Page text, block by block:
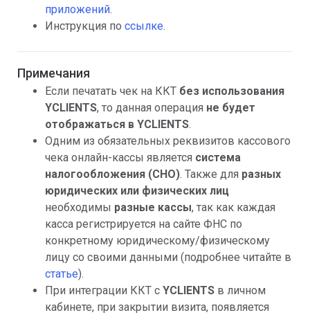
приложений.
Инструкция по ссылке.
Примечания
Если печатать чек на ККТ без использования
YCLIENTS, то данная операция не будет
отображаться в YCLIENTS.
Одним из обязательных реквизитов кассового
чека онлайн-кассы является система
налогообложения (СНО). Также для разных
юридических или физических лиц
необходимы разные кассы, так как каждая
касса регистрируется на сайте ФНС по
конкретному юридическому/физическому
лицу со своими данными (подробнее читайте в
статье).
При интеграции ККТ с YCLIENTS в личном
кабинете, при закрытии визита, появляется